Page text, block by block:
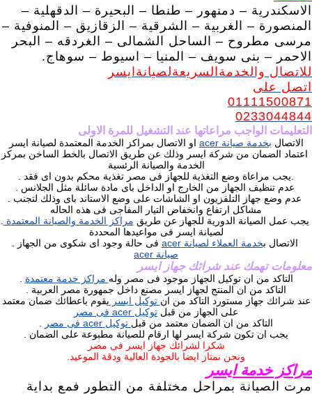
الاسكندرية – دمنهور – طنطا – البحيرة – الدقهلية –
المنصورة – الغربية – الشرقية – الزقازيق – المنوفية –
مرسى مطروح – الساحل الشمالى – الغردقه – البحر
الاحمر – بنى سويف – المنيا – اسيوط – سوهاج.
للاتصال والخدمةالسريعةلصيانةايسر
اتصل على
01111500871
0233044844
التعليمات الواجب مراعاتها عند التشغيل للمرة الاولى
الاتصال بخدمة صيانة acer
او الاتصال بمراكز الخدمة المعتمدة لصيانة ايسر
اعتماد الضمان من شركة ايسر وذلك عن طريق الاتصال بالخط الساخن بمركز
الخدمة والصيانة الرئسية
.يجب مراعاة وضع التغذية للجهاز فى مصر تغذية محكم بدون اى فقد .
عدم تنظيف الجهاز من الخارج او الداخل باى مادة سائلة مثل الجلانس .
عدم وضع جهاز التلفزيون او الشاشات على وضع الاستاند باى وذلك لتجنب .
مشاكل ارتفاع وانخفاض التيار المفاجى فى هذه الحاله
يجب عمل الصيانة الدورية للجهاز عن طريق مراكز الخدمة والصيانة المعتمدة
لصيانة ايسر فى مواعيدها المحددة
الاتصال بخدمة العملاء لصيانة acer
فى حالة وجود اى شكوى من الجهاز .
صيانة acer
معلومات تهمك عند شرائك جهاز ايسر
التاكد من ان توكيل الجهاز موجود فى مصر وله مراكز خدمة معتمدة
التاكد من ان المنتج لجهاز ايسر مصنع داخل جمهورة مصر العربية .
عند شرائك جهاز مستورد التاكد من ان توكيل ايسر يقوم باعطائك ضمان معتمد
على الجهاز من قبل توكيل acer فى مصر
التاكد من ان الضمان معتمد من قبل توكيل acer فى مصر
يجب ان تكون شركة ايسر لها ارقام للصيانة مطبوعة على الضمان .
شكرا لشرائك جهاز ايسر فى مصر
ونحن نمتاز ايضا بالجودة العالية ودقة الموعيد.
مراكز خدمة ايسر
مرت الصيانة بمراحل مختلفة من التطور فمع بداية